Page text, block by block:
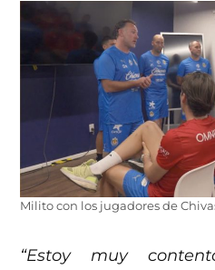
Milito con los jugadores de
“Estoy muy